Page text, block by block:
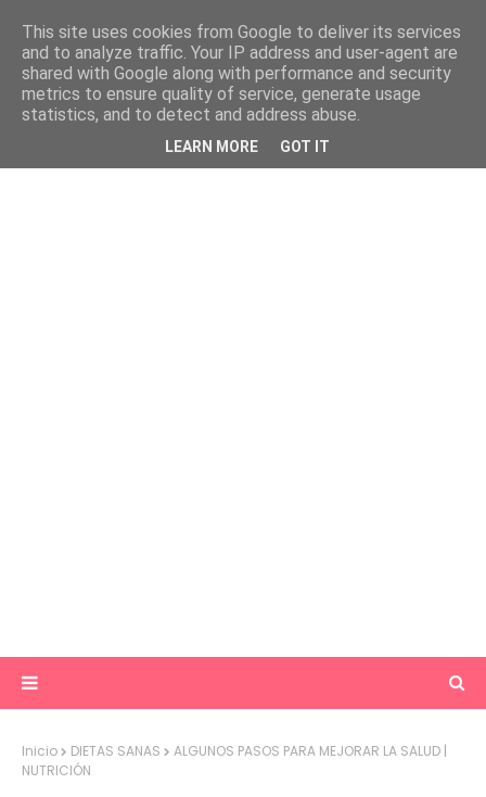
Inicio DIETAS SANAS
ALGUNOS PASOS PARA MEJORAR LA SALUD |
NUTRICIÓN
This site uses cookies from Google to deliver its services
and to analyze traffic. Your IP address and user-agent are
shared with Google along with performance and security
metrics to ensure quality of service, generate usage
statistics, and to detect and address abuse.
LEARN MORE GOT IT